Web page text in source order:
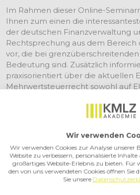
Im Rahmen dieser Online-
Ihnen zum einen die
der deutschen Finanzverwaltung
Rechtsprechung aus dem Bereich
vor, die bei
Bedeutung sind. Zusätzlich
praxisorientiert über die aktuellen
Mehrwertsteuerrecht sowohl auf
Drittstaaten. Wir zeigen Ihnen
grenzüberschreitenden
erkennen und diese rechtssicher
Jedes Online-Seminar wird neue
Level
Fortgeschritten
Wir verwenden
Wir verwenden Cookies zur Analyse unserer
Website zu verbessern, personalisierte
großartiges Website-Erlebnis zu bieten. Für
den von uns verwendeten Cookies öffnen Sie
Sie unsere